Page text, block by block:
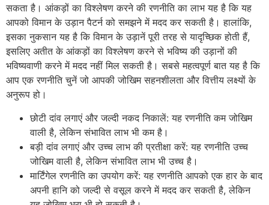
सकता है। आंकड़ों का विश्लेषण करने की रणनीति का लाभ यह है कि यह
आपको विमान के उड़ान पैटर्न को समझने में मदद कर सकती है। हालांकि,
इसका नुकसान यह है कि विमान के उड़ानें पूरी तरह से यादृच्छिक होती हैं,
इसलिए अतीत के आंकड़ों का विश्लेषण करने से भविष्य की उड़ानों की
भविष्यवाणी करने में मदद नहीं मिल सकती है। सबसे महत्वपूर्ण बात यह है कि
आप एक रणनीति चुनें जो आपकी जोखिम सहनशीलता और वित्तीय लक्ष्यों के
अनुरूप हो।
छोटी दांव लगाएं और जल्दी नकद निकालें: यह रणनीति कम जोखिम
वाली है, लेकिन संभावित लाभ भी कम है।
बड़ी दांव लगाएं और उच्च लाभ की प्रतीक्षा करें: यह रणनीति उच्च
जोखिम वाली है, लेकिन संभावित लाभ भी उच्च है।
मार्टिंगेल रणनीति का उपयोग करें: यह रणनीति आपको एक हार के बाद
अपनी हानि को जल्दी से वसूल करने में मदद कर सकती है, लेकिन